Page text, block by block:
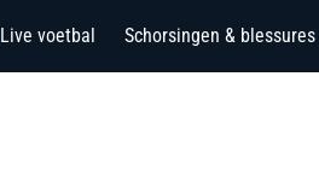
Live voetbal Schorsingen & blessures